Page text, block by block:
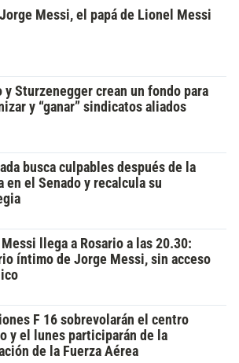
Messi, el papá de Lionel Messi
y Sturzenegger crean un fondo para
y “ganar” sindicatos aliados
busca culpables después de la
en el Senado y recalcula su
llega a Rosario a las 20.30:
íntimo de Jorge Messi, sin acceso
F 16 sobrevolarán el centro
y el lunes participarán de la
de la Fuerza Aérea